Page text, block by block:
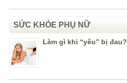
SỨC KHỎE PHỤ NỮ
Làm gì khi “yêu” bị đau?